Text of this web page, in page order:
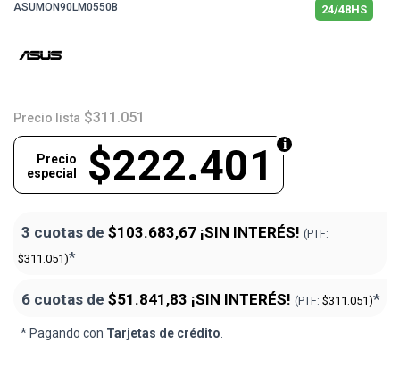
ASUMON90LM0550B 24/48HS
Precio lista $311.051
$222.401
Precio
especial
3 cuotas de $103.683,67 ¡SIN INTERÉS! (PTF:
$311.051)*
6 cuotas de $51.841,83 ¡SIN INTERÉS! (PTF: $311.051)*
* Pagando con Tarjetas de crédito.